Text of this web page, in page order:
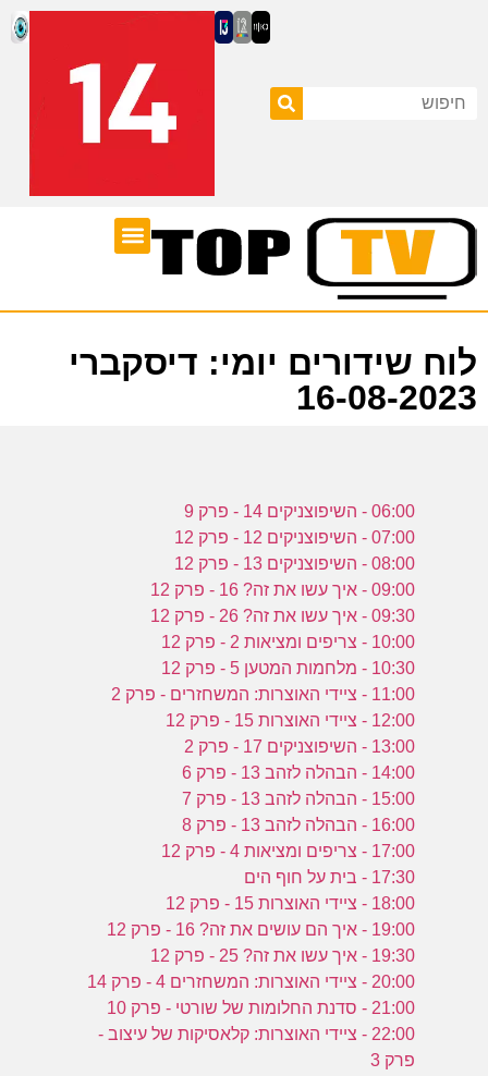
לוח שידורים יומי: דיסקברי
16-08-2023
06:00 - השיפוצניקים 14 - פרק 9
07:00 - השיפוצניקים 12 - פרק 12
08:00 - השיפוצניקים 13 - פרק 12
09:00 - איך עשו את זה? 16 - פרק 12
09:30 - איך עשו את זה? 26 - פרק 12
10:00 - צריפים ומציאות 2 - פרק 12
10:30 - מלחמות המטען 5 - פרק 12
11:00 - ציידי האוצרות: המשחזרים - פרק 2
12:00 - ציידי האוצרות 15 - פרק 12
13:00 - השיפוצניקים 17 - פרק 2
14:00 - הבהלה לזהב 13 - פרק 6
15:00 - הבהלה לזהב 13 - פרק 7
16:00 - הבהלה לזהב 13 - פרק 8
17:00 - צריפים ומציאות 4 - פרק 12
17:30 - בית על חוף הים
18:00 - ציידי האוצרות 15 - פרק 12
19:00 - איך הם עושים את זה? 16 - פרק 12
19:30 - איך עשו את זה? 25 - פרק 12
20:00 - ציידי האוצרות: המשחזרים 4 - פרק 14
21:00 - סדנת החלומות של שורטי - פרק 10
22:00 - ציידי האוצרות: קלאסיקות של עיצוב -
פרק 3